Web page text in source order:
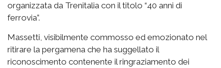
organizzata da Trenitalia con il titolo “40 anni di
ferrovia”.
Massetti, visibilmente commosso ed emozionato nel
ritirare la pergamena che ha suggellato il
riconoscimento contenente il ringraziamento dei